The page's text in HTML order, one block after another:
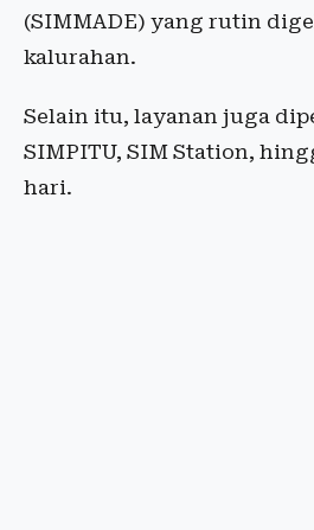
(SIMMADE) yang rutin
kalurahan.
Selain itu, layanan juga
SIMPITU, SIM Station,
hari.